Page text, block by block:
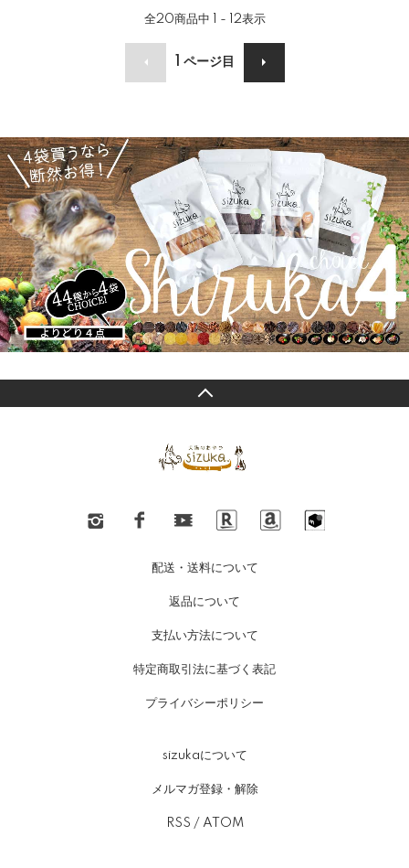
全20商品中 1 - 12表示
ページ目
配送・送料について
返品について
支払い方法について
特定商取引法に基づく表記
プライバシーポリシー
sizukaについて
メルマガ登録・解除
RSS / ATOM